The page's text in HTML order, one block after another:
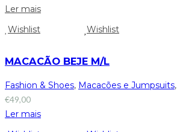
Ler mais
Wishlist
Wishlist
MACACÃO BEJE M/L
Fashion & Shoes, Macacões e Jumpsuits,
€49,00
Ler mais